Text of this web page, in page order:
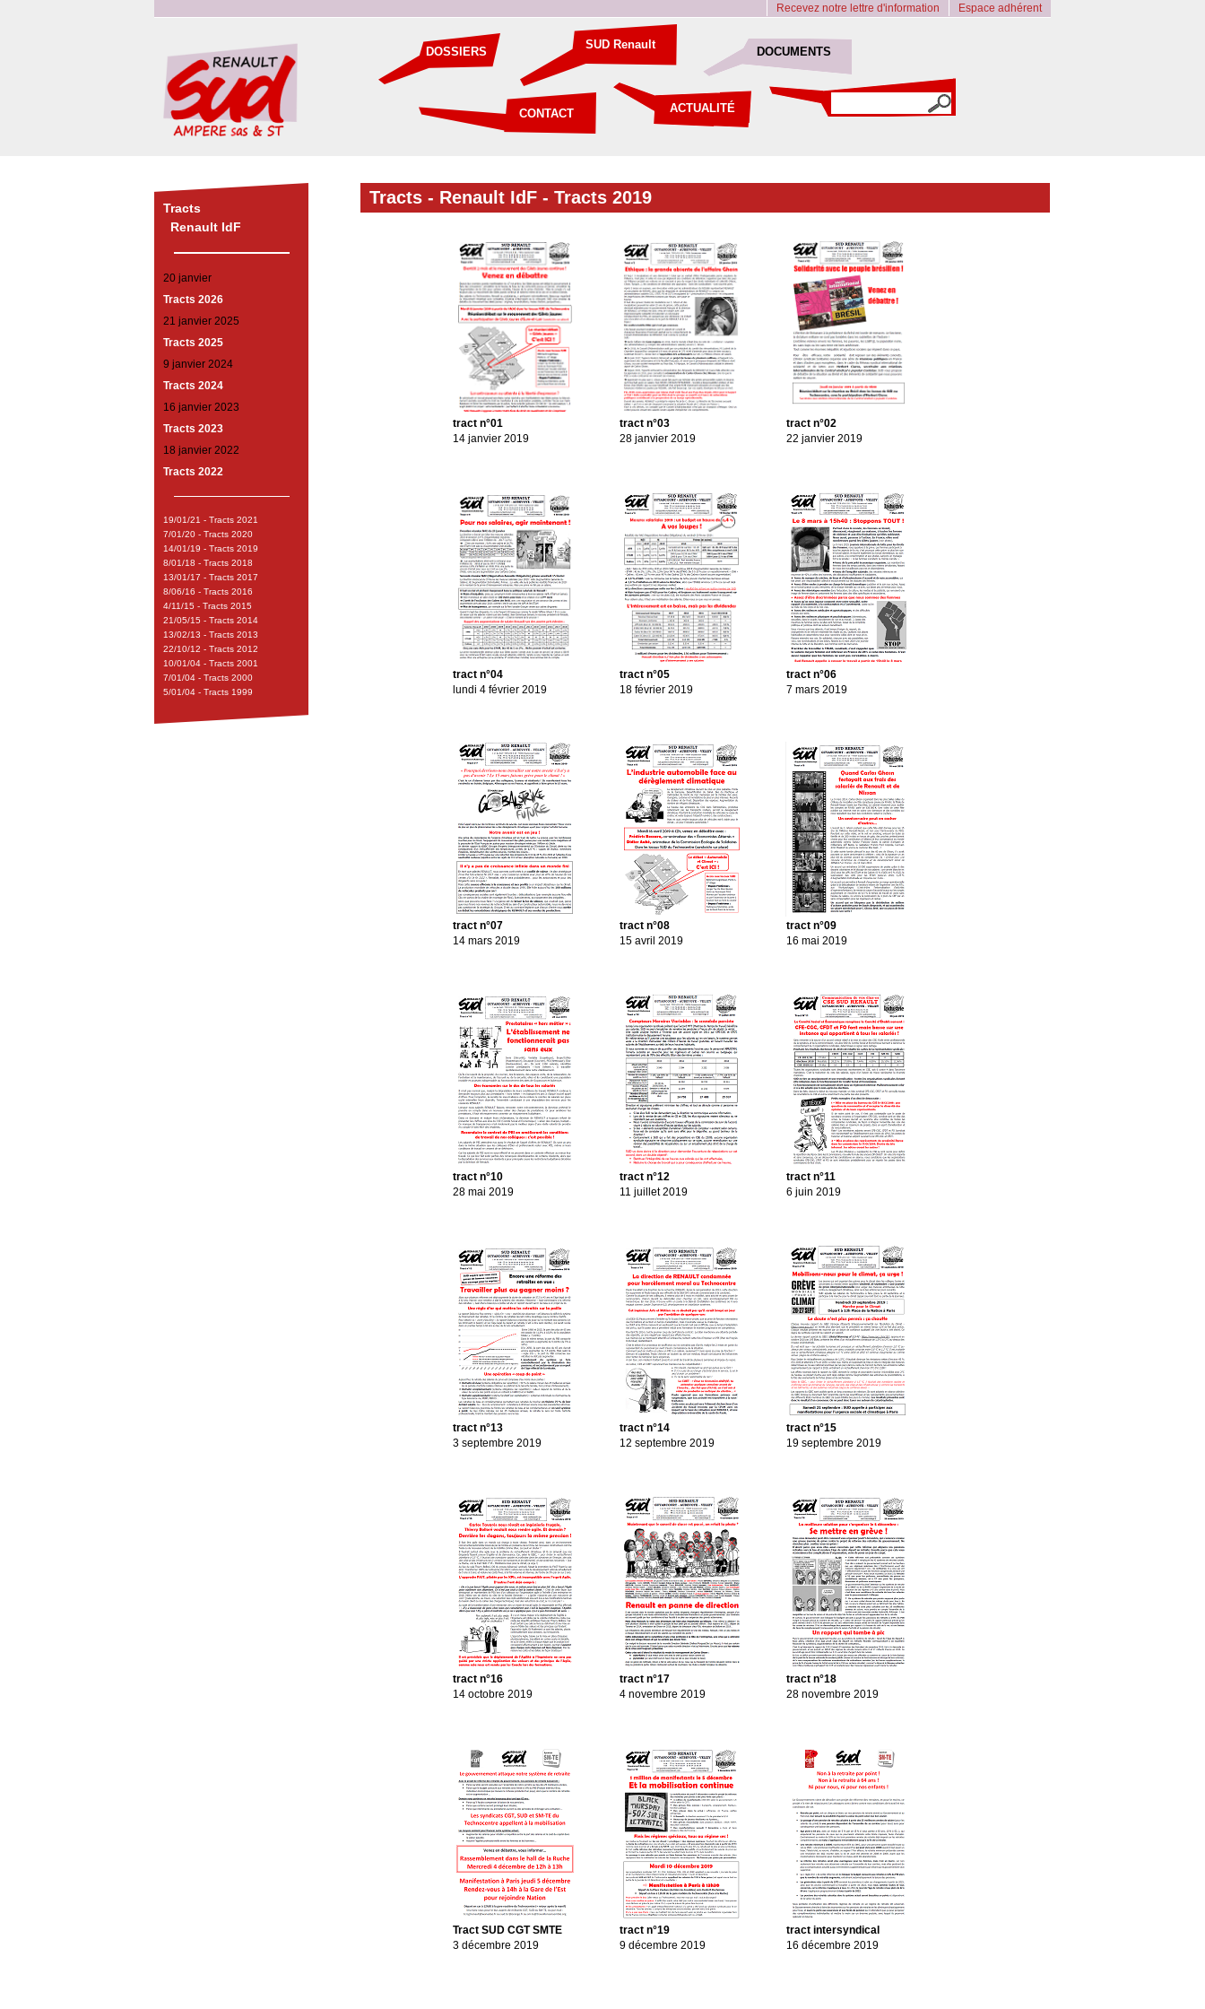
Espace adhérent
Recevez notre lettre d'information
SUD Renault
ACTUALITÉ
DOSSIERS
CONTACT
DOCUMENTS
Tracts
Renault IdF
20 janvier
Tracts 2026
21 janvier 2025
Tracts 2025
9 janvier 2024
Tracts 2024
16 janvier 2023
Tracts 2023
18 janvier 2022
Tracts 2022
19/01/21 - Tracts 2021
7/01/20 - Tracts 2020
14/01/19 - Tracts 2019
8/01/18 - Tracts 2018
13/01/17 - Tracts 2017
8/06/16 - Tracts 2016
4/11/15 - Tracts 2015
21/05/15 - Tracts 2014
13/02/13 - Tracts 2013
22/10/12 - Tracts 2012
10/01/04 - Tracts 2001
7/01/04 - Tracts 2000
5/01/04 - Tracts 1999
Tracts - Renault IdF - Tracts 2019
tract n°01
14 janvier 2019
tract n°03
28 janvier 2019
tract n°02
22 janvier 2019
tract n°04
lundi 4 février 2019
tract n°05
18 février 2019
tract n°06
7 mars 2019
tract n°07
14 mars 2019
tract n°08
15 avril 2019
tract n°09
16 mai 2019
tract n°10
28 mai 2019
tract n°12
11 juillet 2019
tract n°11
6 juin 2019
tract n°13
3 septembre 2019
tract n°14
12 septembre 2019
tract n°15
19 septembre 2019
tract n°16
14 octobre 2019
tract n°17
4 novembre 2019
tract n°18
28 novembre 2019
Tract SUD CGT SMTE
3 décembre 2019
tract n°19
9 décembre 2019
tract intersyndical
16 décembre 2019